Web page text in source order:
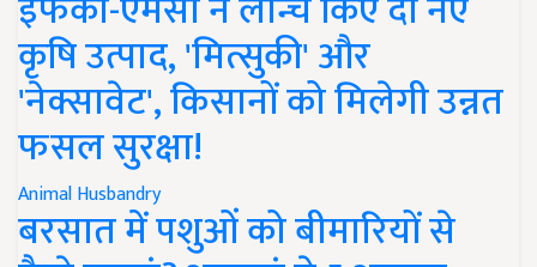
कृषि उत्पाद, 'मित्सुकी' और
'नेक्सावेट', किसानों को मिलेगी उन्नत
फसल सुरक्षा!
Animal Husbandry
बरसात में पशुओं को बीमारियों से